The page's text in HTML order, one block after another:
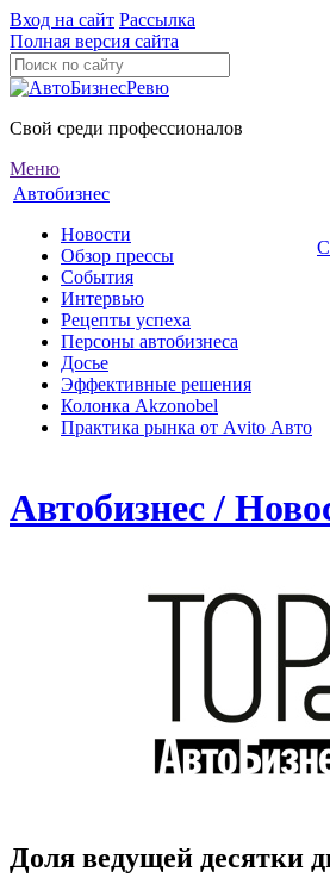
Вход на сайт Рассылка
Полная версия сайта
Свой среди профессионалов
Меню
Автобизнес
Новости
Обзор прессы
События
Интервью
Рецепты успеха
Персоны автобизнеса
Досье
Эффективные решения
Колонка Akzonobel
Практика рынка от Аvito Авто
Автобизнес /
Доля ведущей десятки